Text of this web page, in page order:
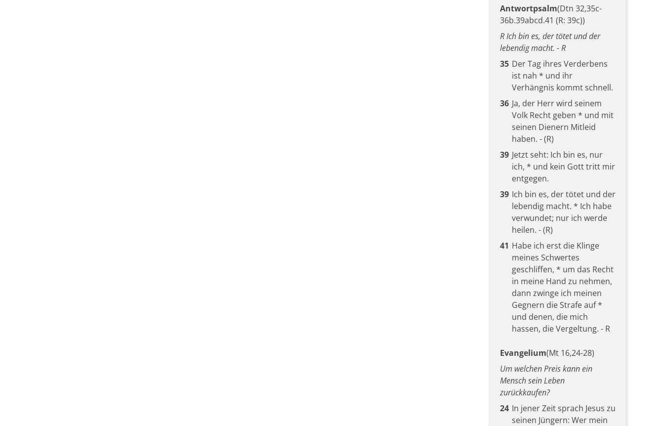
Antwortpsalm(Dtn 32,35c-
36b.39abcd.41 (R: 39c))
R Ich bin es, der tötet und der
lebendig macht. - R
35 Der Tag ihres Verderbens
ist nah * und ihr
Verhängnis kommt schnell.
36 Ja, der Herr wird seinem
Volk Recht geben * und mit
seinen Dienern Mitleid
haben. - (R)
39 Jetzt seht: Ich bin es, nur
ich, * und kein Gott tritt mir
entgegen.
39 Ich bin es, der tötet und der
lebendig macht. * Ich habe
verwundet; nur ich werde
heilen. - (R)
41 Habe ich erst die Klinge
meines Schwertes
geschliffen, * um das Recht
in meine Hand zu nehmen,
dann zwinge ich meinen
Gegnern die Strafe auf *
und denen, die mich
hassen, die Vergeltung. - R
Evangelium(Mt 16,24-28)
Um welchen Preis kann ein
Mensch sein Leben
zurückkaufen?
24 In jener Zeit sprach Jesus zu
seinen Jüngern: Wer mein